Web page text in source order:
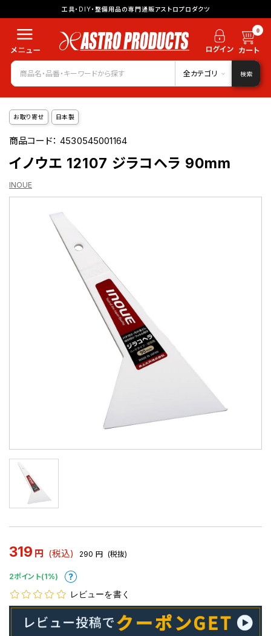
工具・DIY・整備用品の専門通販アストロプロダクツ
0
全カテゴリ 検索
お取り寄せ 日本製
商品コード：4530545001164
イノウエ 12107 ジラコヘラ 90mm
INOUE
319 円 (税込) 290 円 (税抜)
2ポイント(1%)
レビューを書く